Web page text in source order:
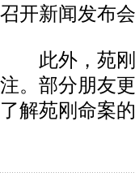
召开新闻发布
此外，苑刚
注。部分朋友
了解苑刚命案